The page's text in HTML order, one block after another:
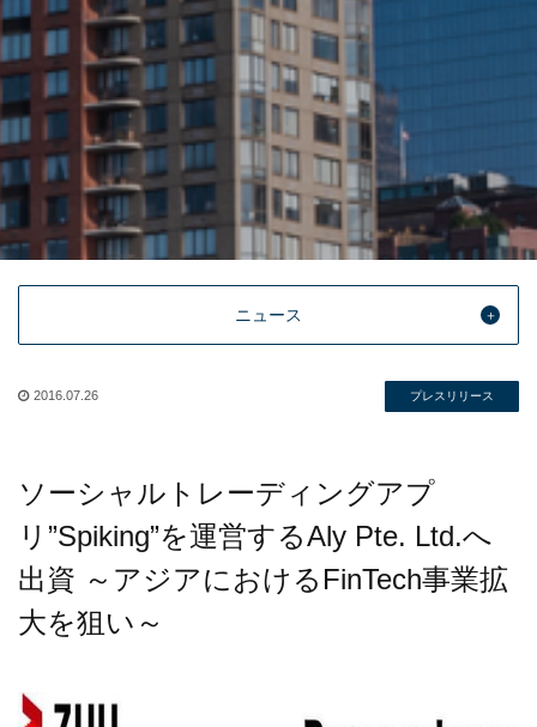
ニュース
2016.07.26 プレスリリース
ソーシャルトレーディングアプ
リ”Spiking”を運営するAly Pte. Ltd.へ
出資 ～アジアにおけるFinTech事業拡
大を狙い～